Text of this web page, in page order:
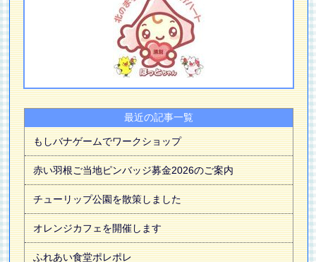
最近の記事一覧
もしバナゲームでワークショップ
赤い羽根ご当地ピンバッジ募金2026のご案内
チューリップ公園を散策しました
オレンジカフェを開催します
ふれあい食堂ポレポレ